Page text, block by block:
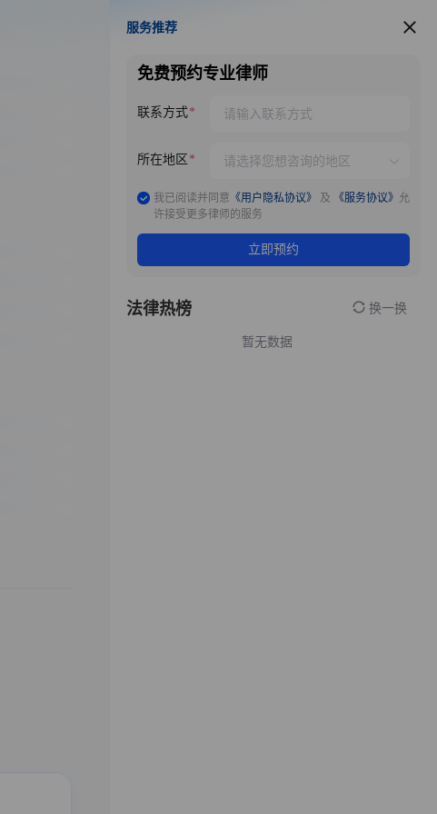
服务推荐
服务推荐
免费预约专业律师
联系方式
所在地区
我已阅读并同意 《用户隐私协议》 及 《服务协议》 允
许接受更多律师的服务
立即预约
法律热榜 换一换
暂无数据